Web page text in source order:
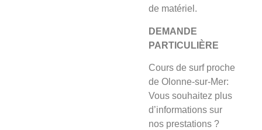
de matériel.
DEMANDE
PARTICULIÈRE
Cours de surf proche
de Olonne-sur-Mer:
Vous souhaitez plus
d’informations sur
nos prestations ?